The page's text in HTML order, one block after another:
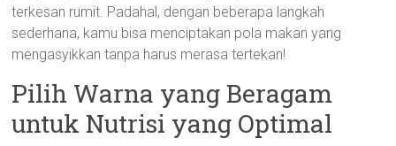
terkesan rumit. Padahal, dengan beberapa langkah
sederhana, kamu bisa menciptakan pola makan yang
mengasyikkan tanpa harus merasa tertekan!
Pilih Warna yang Beragam
untuk Nutrisi yang Optimal